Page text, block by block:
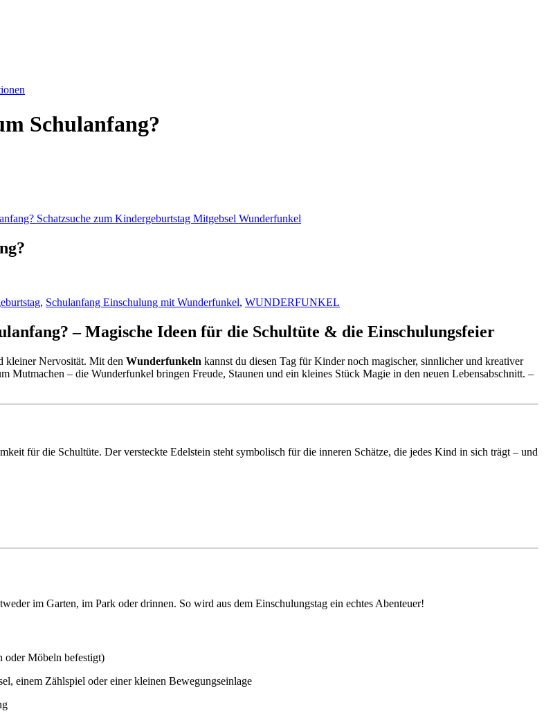
Schulanfang?
, Schulanfang Einschulung mit Wunderfunkel, WUNDERFUNKEL
– Magische Ideen für die Schultüte & die Einschulungsfeier
kleiner Nervosität. Mit den Wunderfunkeln kannst du diesen Tag für Kinder noch magischer, sinnlicher und kreativer
Mutmachen – die Wunderfunkel bringen Freude, Staunen und ein kleines Stück Magie in den neuen Lebensabschnitt. –
für die Schultüte. Der versteckte Edelstein steht symbolisch für die inneren Schätze, die jedes Kind in sich trägt – und
im Garten, im Park oder drinnen. So wird aus dem Einschulungstag ein echtes Abenteuer!
oder Möbeln befestigt)
einem Zählspiel oder einer kleinen Bewegungseinlage